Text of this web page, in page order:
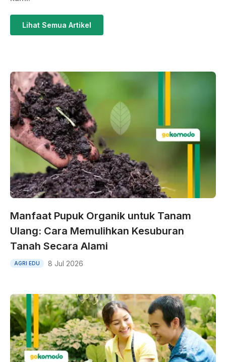
Lihat Semua Artikel
Manfaat Pupuk Organik untuk Tanam
Ulang: Cara Memulihkan Kesuburan
Tanah Secara Alami
AGRI EDU 8 Jul 2026